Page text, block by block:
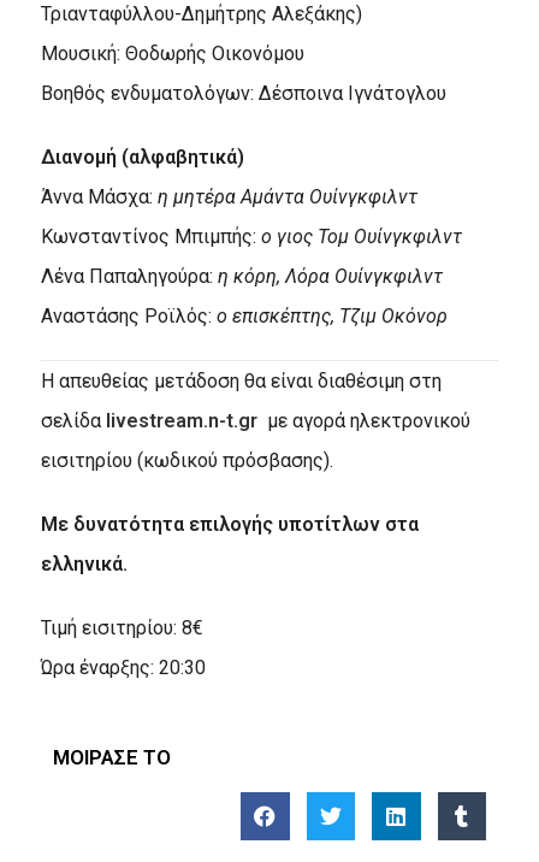
Τριανταφύλλου-Δημήτρης Αλεξάκης)
Μουσική: Θοδωρής Οικονόμου
Βοηθός ενδυματολόγων: Δέσποινα Ιγνάτογλου
Διανομή (αλφαβητικά)
Άννα Μάσχα: η μητέρα Αμάντα Ουίνγκφιλντ
Κωνσταντίνος Μπιμπής: ο γιος Τομ Ουίνγκφιλντ
Λένα Παπαληγούρα: η κόρη, Λόρα Ουίνγκφιλντ
Αναστάσης Ροϊλός: ο επισκέπτης, Τζιμ Οκόνορ
Η απευθείας μετάδοση θα είναι διαθέσιμη στη
σελίδα livestream.n-t.grμε αγορά ηλεκτρονικού
εισιτηρίου (κωδικού πρόσβασης).
Με δυνατότητα επιλογής υποτίτλων στα
ελληνικά.
Τιμή εισιτηρίου: 8€
Ώρα έναρξης: 20:30
ΜΟΙΡΑΣΕ ΤΟ